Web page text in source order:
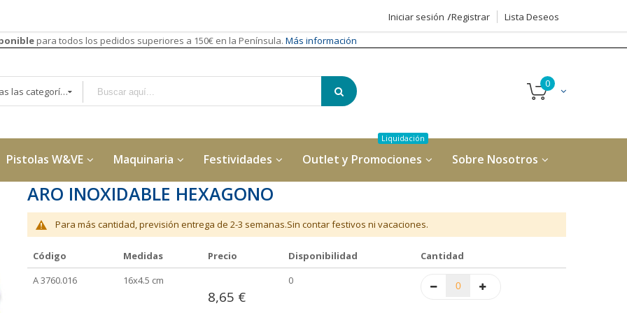
Iniciar sesión Registrar
Lista Deseos
para todos los pedidos superiores a 150€ en la Península. Más información
Todas las categorías
Pistolas W&VE Maquinaria Festividades Outlet y Promociones Sobre Nosotros
ARO INOXIDABLE HEXAGONO
Para más cantidad, previsión entrega de 2-3 semanas.Sin contar festivos ni vacaciones.
Elementos
Código Medidas Precio Disponibilidad
Cantidad
A 3760.016
16x4.5 cm
8,65 €
0